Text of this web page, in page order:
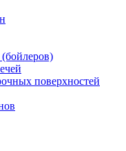
(бойлеров)
поверхностей